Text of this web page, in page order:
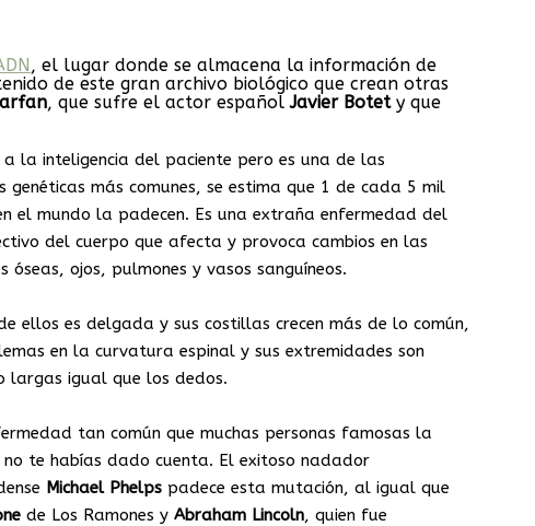
, el lugar donde se almacena la información de
de este gran archivo biológico que crean otras
, que sufre el actor españolJavier Botety que
la inteligencia del paciente pero es una de las
genéticas más comunes, se estima que 1 de cada 5 mil
el mundo la padecen. Es una extraña enfermedad del
del cuerpo que afecta y provoca cambios en las
óseas, ojos, pulmones y vasos sanguíneos.
ellos es delgada y sus costillas crecen más de lo común,
en la curvatura espinal y sus extremidades son
largas igual que los dedos.
tan común que muchas personas famosas la
no te habías dado cuenta. El exitoso nadador
Michael Phelps padece esta mutación, al igual que
de Los Ramones y Abraham Lincoln, quien fue